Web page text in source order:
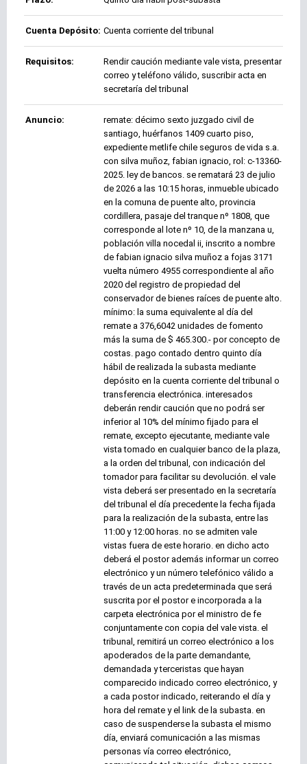
Cuenta Depósito: Cuenta corriente del tribunal
Requisitos:
Rendir caución mediante vale vista, presentar
correo y teléfono válido, suscribir acta en
secretaría del tribunal
Anuncio:
remate: décimo sexto juzgado civil de
santiago, huérfanos 1409 cuarto piso,
expediente metlife chile seguros de vida s.a.
con silva muñoz, fabian ignacio, rol: c-13360-
2025. ley de bancos. se rematará 23 de julio
de 2026 a las 10:15 horas, inmueble ubicado
en la comuna de puente alto, provincia
cordillera, pasaje del tranque nº 1808, que
corresponde al lote nº 10, de la manzana u,
población villa nocedal ii, inscrito a nombre
de fabian ignacio silva muñoz a fojas 3171
vuelta número 4955 correspondiente al año
2020 del registro de propiedad del
conservador de bienes raíces de puente alto.
mínimo: la suma equivalente al día del
remate a 376,6042 unidades de fomento
más la suma de $ 465.300.- por concepto de
costas. pago contado dentro quinto día
hábil de realizada la subasta mediante
depósito en la cuenta corriente del tribunal o
transferencia electrónica. interesados
deberán rendir caución que no podrá ser
inferior al 10% del mínimo fijado para el
remate, excepto ejecutante, mediante vale
vista tomado en cualquier banco de la plaza,
a la orden del tribunal, con indicación del
tomador para facilitar su devolución. el vale
vista deberá ser presentado en la secretaría
del tribunal el día precedente la fecha fijada
para la realización de la subasta, entre las
11:00 y 12:00 horas. no se admiten vale
vistas fuera de este horario. en dicho acto
deberá el postor además informar un correo
electrónico y un número telefónico válido a
través de un acta predeterminada que será
suscrita por el postor e incorporada a la
carpeta electrónica por el ministro de fe
conjuntamente con copia del vale vista. el
tribunal, remitirá un correo electrónico a los
apoderados de la parte demandante,
demandada y terceristas que hayan
comparecido indicado correo electrónico, y
a cada postor indicado, reiterando el día y
hora del remate y el link de la subasta. en
caso de suspenderse la subasta el mismo
día, enviará comunicación a las mismas
personas vía correo electrónico,